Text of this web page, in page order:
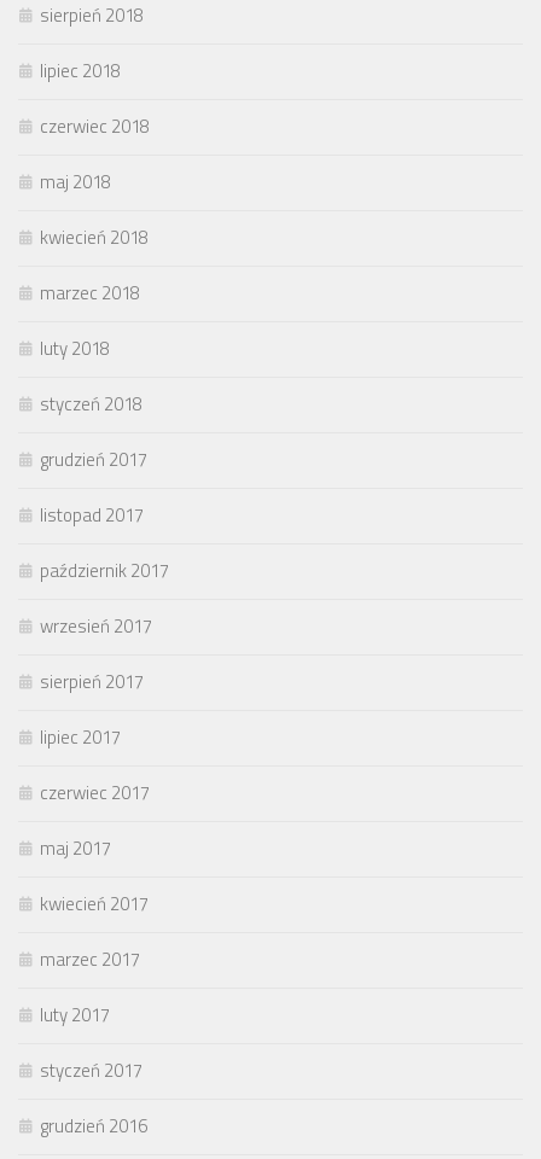
sierpień 2018
lipiec 2018
czerwiec 2018
maj 2018
kwiecień 2018
marzec 2018
luty 2018
styczeń 2018
grudzień 2017
listopad 2017
październik 2017
wrzesień 2017
sierpień 2017
lipiec 2017
czerwiec 2017
maj 2017
kwiecień 2017
marzec 2017
luty 2017
styczeń 2017
grudzień 2016